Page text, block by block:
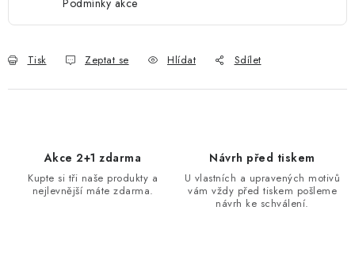
Tisk Zeptat se Hlídat Sdílet
Akce 2+1 zdarma
Kupte si tři naše produkty a
nejlevnější máte zdarma.
Návrh před tiskem
U vlastních a upravených motivů
vám vždy před tiskem pošleme
návrh ke schválení.